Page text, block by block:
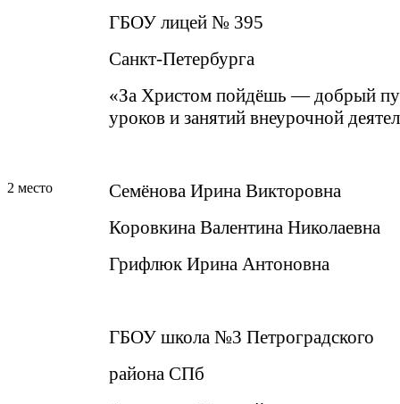
ГБОУ лицей № 395
Санкт-Петербурга
«За Христом пойдёшь — добрый
уроков и занятий внеурочной
2 место
Семёнова Ирина Викторовна
Коровкина Валентина Николаевна
Грифлюк Ирина Антоновна
ГБОУ школа №3 Петроградского
района СПб